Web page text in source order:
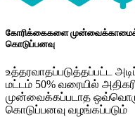
கோரிக்கைகளை
கொடுப்பனவு
உத்தரவாதப்படுத்தப்பட்ட
மட்டம் 50% வரையில்
முன்வைக்கப்படாத
கொடுப்பனவு வழங்கப்படும்